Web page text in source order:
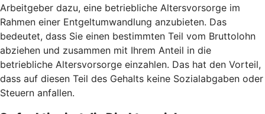
Arbeitgeber dazu, eine betriebliche Altersvorsorge im
Rahmen einer Entgeltumwandlung anzubieten. Das
bedeutet, dass Sie einen bestimmten Teil vom Bruttolohn
abziehen und zusammen mit Ihrem Anteil in die
betriebliche Altersvorsorge einzahlen. Das hat den Vorteil,
dass auf diesen Teil des Gehalts keine Sozialabgaben oder
Steuern anfallen.